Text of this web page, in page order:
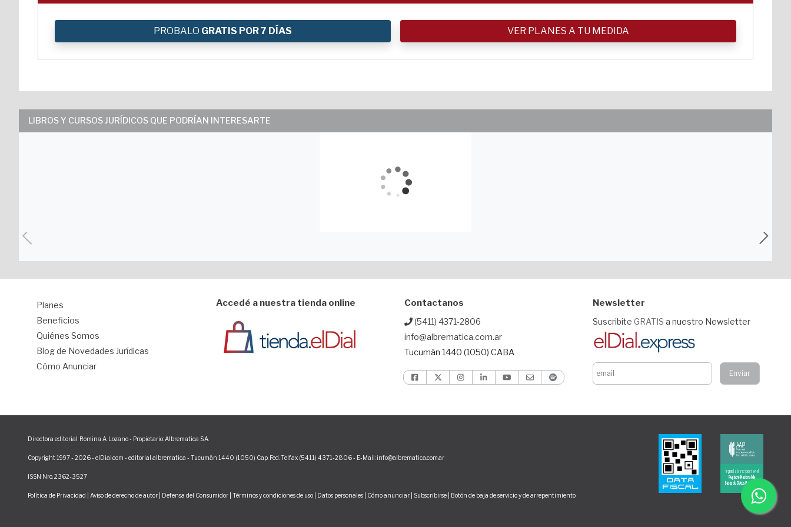
PROBALO GRATIS POR 7 DÍAS VER PLANES A TU MEDIDA
LIBROS Y CURSOS JURÍDICOS QUE PODRÍAN INTERESARTE
Planes
Beneficios
Quiénes Somos
Blog de Novedades Jurídicas
Cómo Anunciar
Accedé a nuestra tienda online Contactanos
(5411) 4371-2806
info@albrematica.com.ar
Tucumán 1440 (1050) CABA
Newsletter
Suscribite GRATIS a nuestro Newsletter
Directora editorial: Romina A. Lozano - Propietario: Albrematica S.A.
Copyright 1997 - 2026 - elDial.com - editorial albrematica - Tucumán 1440 (1050) Cap. Fed. Telfax (5411) 4371-2806 - E-Mail: info@albrematica.com.ar
ISSN Nro. 2362-3527
Política de Privacidad Aviso de derecho de autor Defensa del Consumidor Términos y condiciones de uso Datos personales Cómo anunciar Subscribirse Botón de baja de servicio y de arrepentimiento